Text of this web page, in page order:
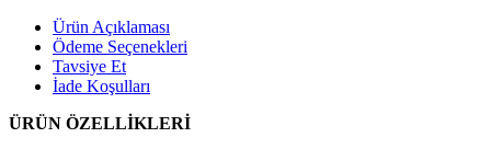
Ürün Açıklaması
Ödeme Seçenekleri
Tavsiye Et
İade Koşulları
ÜRÜN ÖZELLİKLERİ